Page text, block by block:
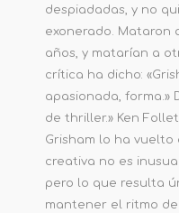
despiadadas, y no
exonerado. Mataron
años, y matarían a
crítica ha dicho:
apasionada, forma.»
de thriller.» Ken
Grisham lo ha vuelto
creativa no es
pero lo que resulta
mantener el ritmo